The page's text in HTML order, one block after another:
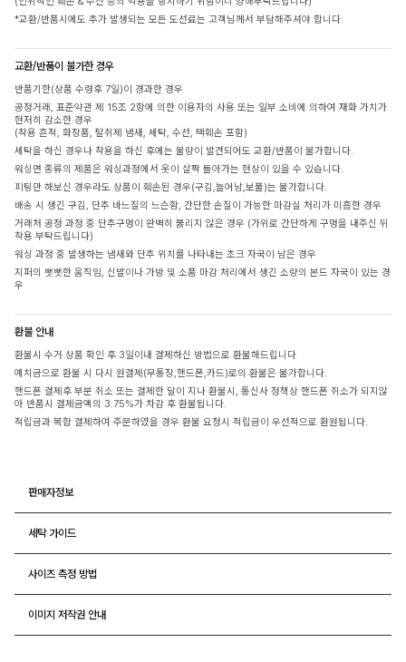
*교환/반품시에도 추가 발생되는 모든 도선료는 고객님께서 부담해주셔야 합니다.
교환/반품이 불가한 경우
반품기한(상품 수령후 7일)이 경과한 경우
공정거래, 표준약관 제 15조 2항에 의한 이용자의 사용 또는 일부 소비에 의하여 재화 가치가
현저히 감소한 경우
(착용 흔적, 화장품, 탈취제 냄새, 세탁, 수선, 택훼손 포함)
세탁을 하신 경우나 착용을 하신 후에는 불량이 발견되어도 교환/반품이 불가합니다.
워싱면 종류의 제품은 워싱과정에서 옷이 살짝 돌아가는 현상이 있을 수 있습니다.
피팅만 해보신 경우라도 상품이 훼손된 경우(구김,늘어남,보풀)는 불가합니다.
배송 시 생긴 구김, 단추 바느질의 느슨함, 간단한 손질이 가능한 마감실 처리가 미흡한 경우
거래처 공정 과정 중 단추구멍이 완벽히 뚫리지 않은 경우 (가위로 간단하게 구멍을 내주신 뒤
착용 부탁드립니다)
워싱 과정 중 발생하는 냄새와 단추 위치를 나타내는 초크 자국이 남은 경우
지퍼의 뻣뻣한 움직임, 신발이나 가방 및 소품 마감 처리에서 생긴 소량의 본드 자국이 있는 경
우
환불 안내
환불시 수거 상품 확인 후 3일이내 결제하신 방법으로 환불해드립니다
예치금으로 환불 시 다시 원결제(무통장,핸드폰,카드)로의 환불은 불가합니다.
핸드폰 결제후 부분 취소 또는 결제한 달이 지나 환불시, 통신사 정책상 핸드폰 취소가 되지않
아 반품시 결제금액의 3.75%가 차감 후 환불됩니다.
적립금과 복합 결제하여 주문하였을 경우 환불 요청시 적립금이 우선적으로 환원됩니다.
판매자정보
세탁 가이드
사이즈 측정 방법
이미지 저작권 안내